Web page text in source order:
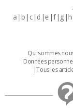
a b c d e f g h
Qui sommes
Données
Tous les